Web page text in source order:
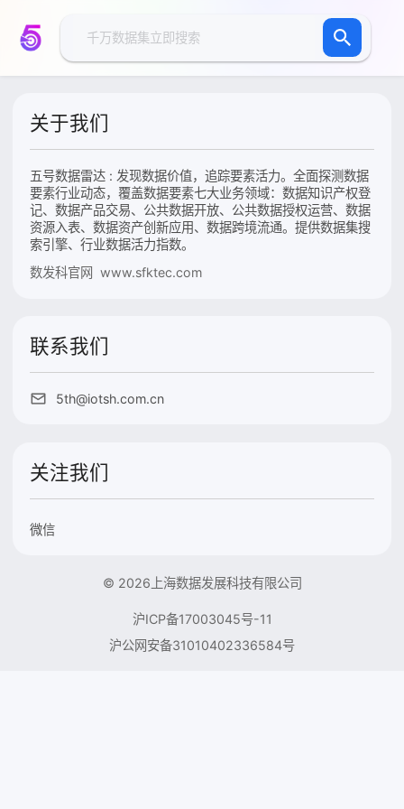
关于我们
五号数据雷达 : 发现数据价值，追踪要素活力。全面探测数据
要素行业动态，覆盖数据要素七大业务领域：数据知识产权登
记、数据产品交易、公共数据开放、公共数据授权运营、数据
资源入表、数据资产创新应用、数据跨境流通。提供数据集搜
索引擎、行业数据活力指数。
数发科官网 www.sfktec.com
联系我们
5th@iotsh.com.cn
关注我们
微信
© 2026上海数据发展科技有限公司
沪ICP备17003045号-11
沪公网安备31010402336584号